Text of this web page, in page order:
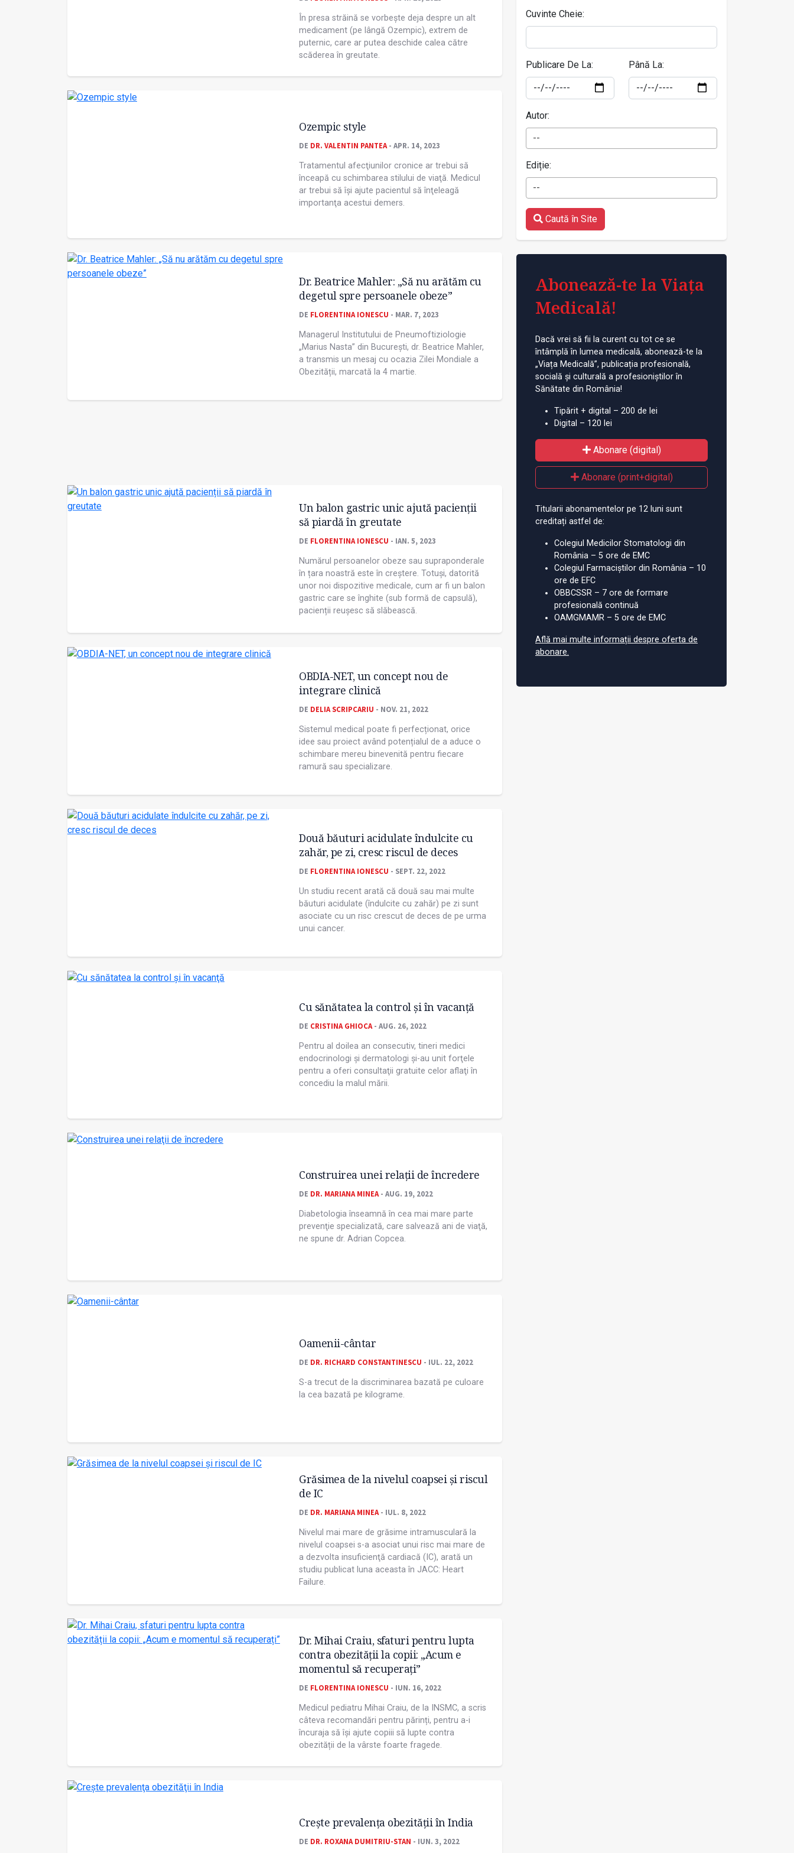
În presa străină se vorbește deja despre un alt
medicament (pe lângă Ozempic), extrem de
puternic, care ar putea deschide calea către
scăderea în greutate.
Ozempic style
DE DR. VALENTIN PANTEA - APR. 14, 2023
Tratamentul afecţiunilor cronice ar trebui să
înceapă cu schimbarea stilului de viaţă. Medicul
ar trebui să își ajute pacientul să înţeleagă
importanţa acestui demers.
Dr. Beatrice Mahler: „Să nu arătăm cu
degetul spre persoanele obeze”
DE FLORENTINA IONESCU - MAR. 7, 2023
Managerul Institutului de Pneumoftiziologie
„Marius Nasta” din București, dr. Beatrice Mahler,
a transmis un mesaj cu ocazia Zilei Mondiale a
Obezității, marcată la 4 martie.
Un balon gastric unic ajută pacienții
să piardă în greutate
DE FLORENTINA IONESCU - IAN. 5, 2023
Numărul persoanelor obeze sau supraponderale
în țara noastră este în creștere. Totuși, datorită
unor noi dispozitive medicale, cum ar fi un balon
gastric care se înghite (sub formă de capsulă),
pacienții reușesc să slăbească.
OBDIA-NET, un concept nou de
integrare clinică
DE DELIA SCRIPCARIU - NOV. 21, 2022
Sistemul medical poate fi perfecționat, orice
idee sau proiect având potențialul de a aduce o
schimbare mereu binevenită pentru fiecare
ramură sau specializare.
Două băuturi acidulate îndulcite cu
zahăr, pe zi, cresc riscul de deces
DE FLORENTINA IONESCU - SEPT. 22, 2022
Un studiu recent arată că două sau mai multe
băuturi acidulate (îndulcite cu zahăr) pe zi sunt
asociate cu un risc crescut de deces de pe urma
unui cancer.
Cu sănătatea la control și în vacanţă
DE CRISTINA GHIOCA - AUG. 26, 2022
Pentru al doilea an consecutiv, tineri medici
endocrinologi și dermatologi și-au unit forţele
pentru a oferi consultaţii gratuite celor aflaţi în
concediu la malul mării.
Construirea unei relaţii de încredere
DE DR. MARIANA MINEA- AUG. 19, 2022
Diabetologia înseamnă în cea mai mare parte
prevenţie specializată, care salvează ani de viaţă,
ne spune dr. Adrian Copcea.
Oamenii-cântar
DE DR. RICHARD CONSTANTINESCU - IUL. 22, 2022
S-a trecut de la discriminarea bazată pe culoare
la cea bazată pe kilograme.
Grăsimea de la nivelul coapsei și riscul
de IC
DE DR. MARIANA MINEA- IUL. 8, 2022
Nivelul mai mare de grăsime intramusculară la
nivelul coapsei s-a asociat unui risc mai mare de
a dezvolta insuficienţă cardiacă (IC), arată un
studiu publicat luna aceasta în JACC: Heart
Failure.
Dr. Mihai Craiu, sfaturi pentru lupta
contra obezității la copii: „Acum e
momentul să recuperați”
DE FLORENTINA IONESCU - IUN. 16, 2022
Medicul pediatru Mihai Craiu, de la INSMC, a scris
câteva recomandări pentru părinți, pentru a-i
încuraja să își ajute copiii să lupte contra
obezității de la vârste foarte fragede.
Crește prevalenţa obezităţii în India
DE DR. ROXANA DUMITRIU-STAN - IUN. 3, 2022
Cuvinte Cheie:
Publicare De La: Până La:
Autor:
--
Ediție:
--
Caută în Site
Abonează-te la Viața
Medicală!
Dacă vrei să fii la curent cu tot ce se
întâmplă în lumea medicală, abonează-te la
„Viața Medicală”, publicația profesională,
socială și culturală a profesioniștilor în
Sănătate din România!
Tipărit + digital – 200 de lei
Digital – 120 lei
Abonare (digital)
Abonare (print+digital)
Titularii abonamentelor pe 12 luni sunt
creditați astfel de:
Colegiul Medicilor Stomatologi din
România – 5 ore de EMC
Colegiul Farmaciștilor din România – 10
ore de EFC
OBBCSSR – 7 ore de formare
profesională continuă
OAMGMAMR – 5 ore de EMC
Află mai multe informații despre oferta de
abonare.